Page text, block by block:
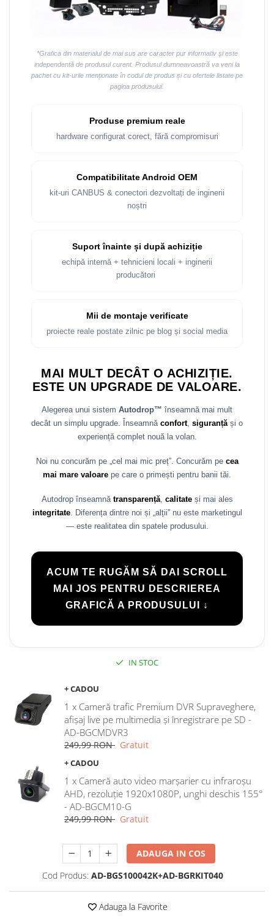
Rame adaptoare Opel
Rame adaptoare Suzuki
Rame adaptoare Audi
Rame adaptoare Seat
Rame adaptoare Volvo
Rame adaptoare Peugeot
Rame adaptoare Daihatsu
Rame adaptoare Mazda
Rame adaptoare Kia
Rame adaptoare Alfa Romeo
Rame adaptoare Nissan
Rame adaptoare Fiat
Rame adaptoare Hyundai
Rame adaptoare Chevrolet
Rame adaptoare Mitsubishi
Rame adaptoare Jeep
Rame adaptoare Chrysler
Rame adaptoare Isuzu
Rame adaptoare Subaru
Rame adaptoare Iveco
Rame adaptoare Smart
Rame adaptoare Ssangyong
Rame adaptoare Hummer
Camere marșarier auto
*Grafica din materialul de mai sus are caracter pur informativ și este
independentă de produsul curent. Produsul dumneavoastră va veni la
pachet cu kit-urile menționate în codul de produs și cu ofertele listate pe
pagina produsului.
Produse premium reale
hardware configurat corect, fără compromisuri
Compatibilitate Android OEM
kit-uri CANBUS & conectori dezvoltați de inginerii
noștri
Suport înainte și după achiziție
echipă internă + tehnicieni locali + inginerii
producători
Mii de montaje verificate
proiecte reale postate zilnic pe blog și social media
MAI MULT DECÂT O ACHIZIȚIE.
ESTE UN UPGRADE DE VALOARE.
Alegerea unui sistem Autodrop™ înseamnă mai mult
decât un simplu upgrade. Înseamnă confort, siguranțăși o
experiență complet nouă la volan.
Noi nu concurăm pe „cel mai mic preț”. Concurăm pe cea
mai mare valoare pe care o primești pentru banii tăi.
Autodrop înseamnă transparență, calitateși mai ales
integritate. Diferența dintre noi și „alții” nu este marketingul
— este realitatea din spatele produsului.
ACUM TE RUGĂM SĂ DAI SCROLL
MAI JOS PENTRU DESCRIEREA
GRAFICĂ A PRODUSULUI ↓
IN STOC
+ CADOU
1 x Cameră trafic Premium DVR Supraveghere,
afișaj live pe multimedia și înregistrare pe SD -
AD-BGCMDVR3
249,99 RON Gratuit
+ CADOU
1 x Cameră auto video marșarier cu infraroșu
AHD, rezoluție 1920x1080P, unghi deschis 155°
- AD-BGCM10-G
249,99 RON Gratuit
ADAUGA IN COS
Cod Produs: AD-BGS100042K+AD-BGRKIT040
Adauga la Favorite